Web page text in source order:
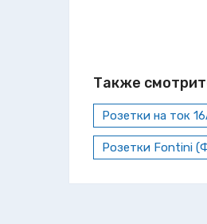
Также
Розетки на ток
Розетки Fontini